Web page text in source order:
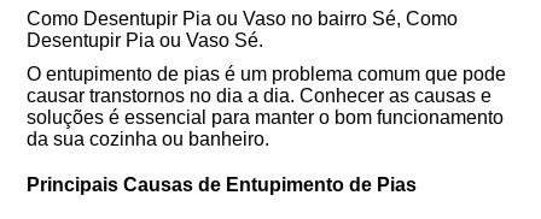
Como Desentupir Pia ou Vaso no bairro Sé, Como
Desentupir Pia ou Vaso Sé.
O entupimento de pias é um problema comum que pode
causar transtornos no dia a dia. Conhecer as causas e
soluções é essencial para manter o bom funcionamento
da sua cozinha ou banheiro.
Principais Causas de Entupimento de Pias